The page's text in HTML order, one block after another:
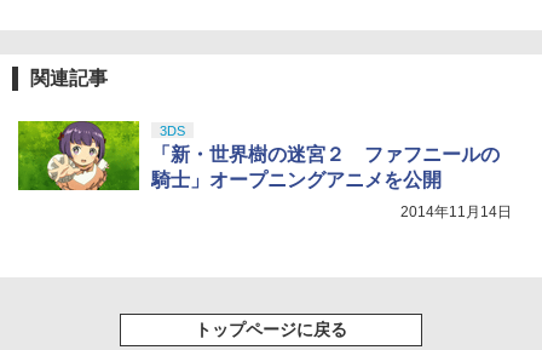
関連記事
3DS
「新・世界樹の迷宮２ ファフニールの
騎士」オープニングアニメを公開
2014年11月14日
トップページに戻る